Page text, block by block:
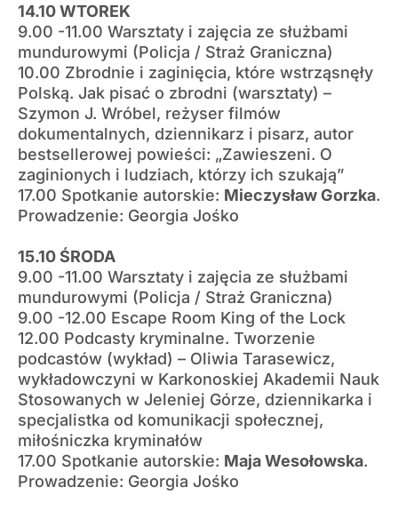
14.10 WTOREK
9.00 -11.00 Warsztaty i zajęcia ze służbami
mundurowymi (Policja / Straż Graniczna)
10.00 Zbrodnie i zaginięcia, które wstrząsnęły
Polską. Jak pisać o zbrodni (warsztaty) –
Szymon J. Wróbel, reżyser filmów
dokumentalnych, dziennikarz i pisarz, autor
bestsellerowej powieści: „Zawieszeni. O
zaginionych i ludziach, którzy ich szukają”
17.00 Spotkanie autorskie: Mieczysław Gorzka.
Prowadzenie: Georgia Jośko
15.10 ŚRODA
9.00 -11.00 Warsztaty i zajęcia ze służbami
mundurowymi (Policja / Straż Graniczna)
9.00 -12.00 Escape Room King of the Lock
12.00 Podcasty kryminalne. Tworzenie
podcastów (wykład) – Oliwia Tarasewicz,
wykładowczyni w Karkonoskiej Akademii Nauk
Stosowanych w Jeleniej Górze, dziennikarka i
specjalistka od komunikacji społecznej,
miłośniczka kryminałów
17.00 Spotkanie autorskie: Maja Wesołowska.
Prowadzenie: Georgia Jośko